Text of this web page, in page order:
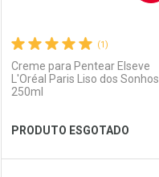
Ver Desconto Convênio
(1)
Creme para Pentear Elseve
L'Oréal Paris Liso dos Sonhos
250ml
PRODUTO ESGOTADO